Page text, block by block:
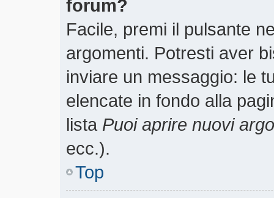
forum?
Facile, premi il pulsante
argomenti. Potresti aver
inviare un messaggio: le
elencate in fondo alla
lista Puoi aprire nuovi
ecc.).
Top